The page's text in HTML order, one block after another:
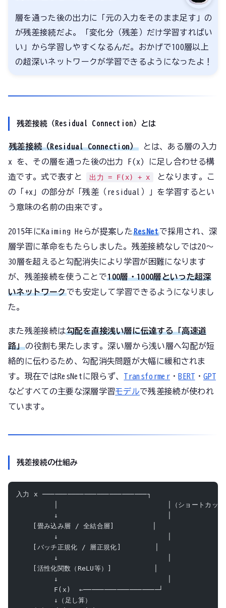
層を通った後の出力に「元の入力をそのまま足す」の
が残差接続だよ。「変化分（残差）だけ学習すればい
い」から学習しやすくなるんだ。おかげで100層以上
の超深いネットワークが学習できるようになったよ！
残差接続（Residual Connection）とは
残差接続（Residual Connection） とは、ある層の入力
x を、その層を通った後の出力 F(x) に足し合わせる構
造です。式で表すと
出力 = F(x) + x
となります。こ
の「+x」の部分が「残差（residual）」を学習するとい
う意味の名前の由来です。
2015年にKaiming Heらが提案したResNetで採用され、深
層学習に革命をもたらしました。残差接続なしでは20〜
30層を超えると勾配消失により学習が困難になります
が、残差接続を使うことで100層・1000層といった超深
いネットワークでも安定して学習できるようになりまし
た。
また残差接続は勾配を直接浅い層に伝達する「高速道
路」の役割も果たします。深い層から浅い層へ勾配が短
絡的に伝わるため、勾配消失問題が大幅に緩和されま
す。現在ではResNetに限らず、 Transformer・ BERT ・ GPT
などすべての主要な深層学習モデルで残差接続が使われ
ています。
残差接続の仕組み
入力 x ─────────────────────────┐
│                          │（ショートカット
         ↓                          │
    [畳み込み層 / 全結合層]         │
         ↓                          │
    [バッチ正規化 / 層正規化]        │
         ↓                          │
    [活性化関数（ReLU等）]          │
         ↓                          │
         F(x)  ←──────────────────┘
         ↓（足し算）